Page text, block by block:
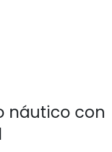
náutico con